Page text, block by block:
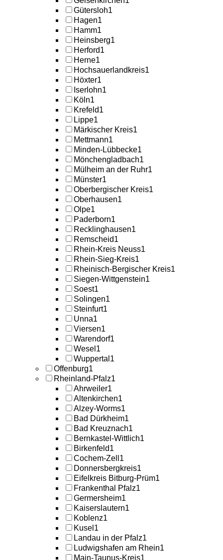
Gütersloh1
Hagen1
Hamm1
Heinsberg1
Herford1
Herne1
Hochsauerlandkreis1
Höxter1
Iserlohn1
Köln1
Krefeld1
Lippe1
Märkischer Kreis1
Mettmann1
Minden-Lübbecke1
Mönchengladbach1
Mülheim an der Ruhr1
Münster1
Oberbergischer Kreis1
Oberhausen1
Olpe1
Paderborn1
Recklinghausen1
Remscheid1
Rhein-Kreis Neuss1
Rhein-Sieg-Kreis1
Rheinisch-Bergischer Kreis1
Siegen-Wittgenstein1
Soest1
Solingen1
Steinfurt1
Unna1
Viersen1
Warendorf1
Wesel 1
Wuppertal 1
Offenburg1
Rheinland-Pfalz1
Ahrweiler1
Altenkirchen1
Alzey-Worms1
Bad Dürkheim1
Bad Kreuznach1
Bernkastel-Wittlich1
Birkenfeld1
Cochem-Zell 1
Donnersbergkreis1
Eifelkreis Bitburg-Prüm1
Frankenthal Pfalz1
Germersheim1
Kaiserslautern1
Koblenz1
Kusel 1
Landau in der Pfalz1
Ludwigshafen am Rhein1
Main-Taunus-Kreis1